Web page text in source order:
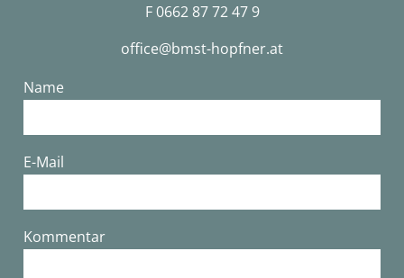
F 0662 87 72 47 9
office@bmst-hopfner.at
Name
E-Mail
Bitte lasse dieses Feld leer.
Kommentar